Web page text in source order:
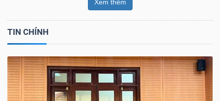
Xem thêm
TIN CHÍNH